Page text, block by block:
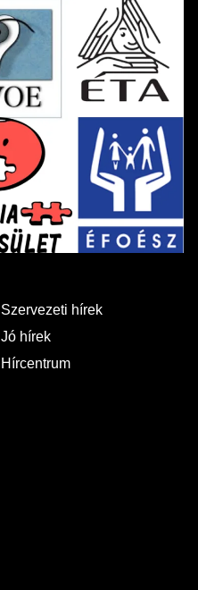
Szervezeti hírek
Jó hírek
Hírcentrum